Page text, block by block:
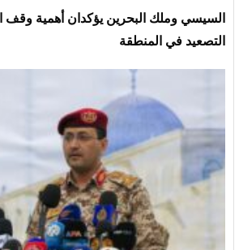
السيسي وملك البحرين يؤكدان أهمية
التصعيد في المنطقة